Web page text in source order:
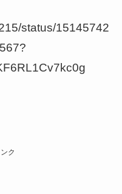
status/15145742
ク